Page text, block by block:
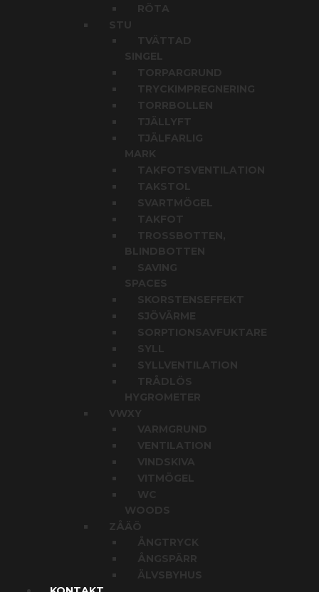
RÖTA
TVÄTTAD
TORPARGRUND
TRYCKIMPREGNERING
TORRBOLLEN
TJÄLLYFT
TJÄLFARLIG
MARK
TAKFOTSVENTILATION
TAKSTOL
SVARTMÖGEL
TAKFOT
TROSSBOTTEN,
BLINDBOTTEN
SAVING
SPACES
SKORSTENSEFFEKT
SJÖVÄRME
SORPTIONSAVFUKTARE
SYLL
SYLLVENTILATION
TRÅDLÖS
HYGROMETER
VWXY
VARMGRUND
VENTILATION
VINDSKIVA
VITMÖGEL
WC
WOODS
ZÅÄÖ
ÅNGTRYCK
ÅNGSPÄRR
ÄLVSBYHUS